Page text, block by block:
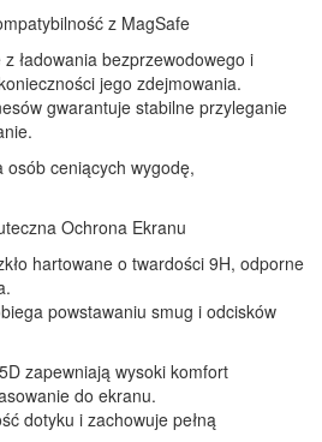
z MagSafe
ładowania bezprzewodowego i
jego zdejmowania.
gwarantuje stabilne przyleganie
ceniących wygodę,
Ochrona Ekranu
hartowane o twardości 9H, odporne
powstawaniu smug i odcisków
zapewniają wysoki komfort
do ekranu.
dotyku i zachowuje pełną